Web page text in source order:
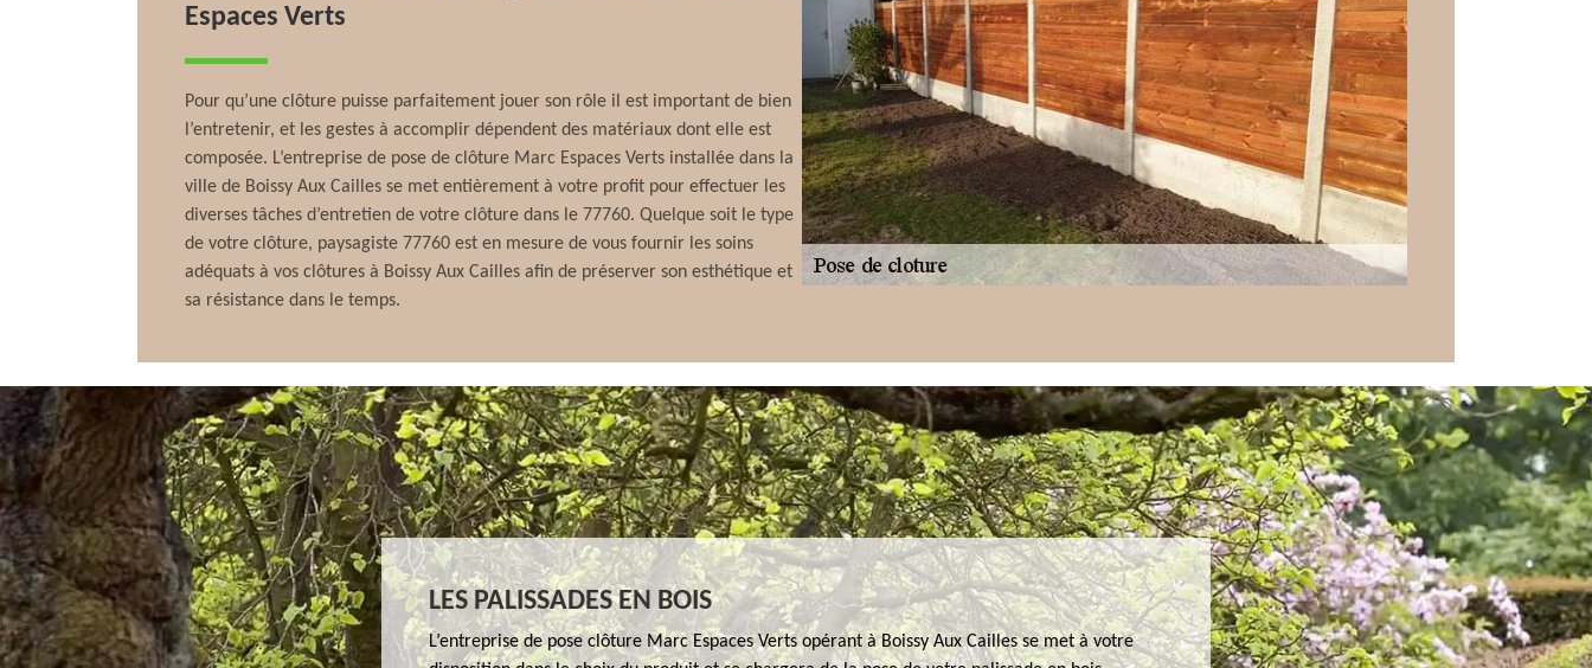
Espaces Verts
Pour qu’une clôture puisse parfaitement jouer son rôle il est important de bien
l’entretenir, et les gestes à accomplir dépendent des matériaux dont elle est
composée. L’entreprise de pose de clôture Marc Espaces Verts installée dans la
ville de Boissy Aux Cailles se met entièrement à votre profit pour effectuer les
diverses tâches d’entretien de votre clôture dans le 77760. Quelque soit le type
de votre clôture, paysagiste 77760 est en mesure de vous fournir les soins
adéquats à vos clôtures à Boissy Aux Cailles afin de préserver son esthétique et
sa résistance dans le temps.
LES PALISSADES EN BOIS
L’entreprise de pose clôture Marc Espaces Verts opérant à Boissy Aux Cailles se met à votre